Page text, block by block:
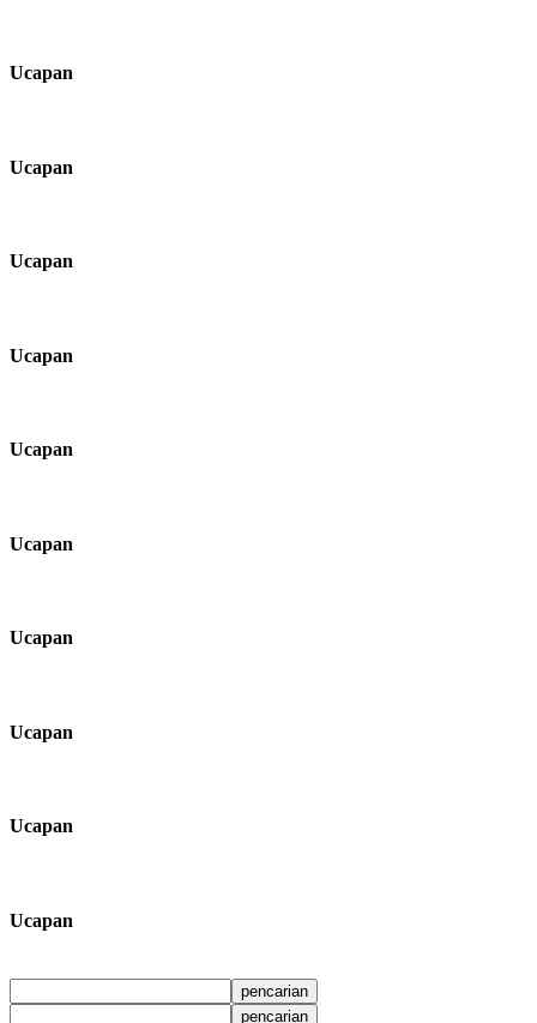
Ucapan
Ucapan
Ucapan
Ucapan
Ucapan
Ucapan
Ucapan
Ucapan
Ucapan
Ucapan